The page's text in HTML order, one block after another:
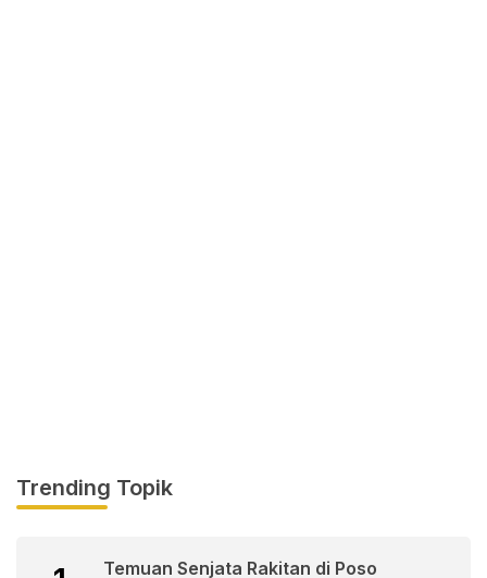
Trending Topik
Temuan Senjata Rakitan di Poso